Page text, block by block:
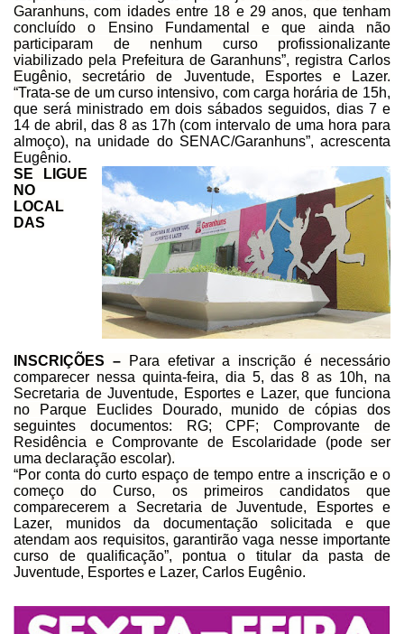
Garanhuns, com idades entre 18 e29 anos, que tenham
concluído o Ensino Fundamental e que ainda não
participaram de nenhum curso profissionalizante
viabilizado pela Prefeitura de Garanhuns”, registra Carlos
Eugênio,secretário de Juventude, Esportes e Lazer.
“Trata-se de um curso intensivo, com carga horária de 15h,
que será ministrado em dois sábados seguidos, dias7 e
14 de abril, das 8 as 17h (com intervalo de uma hora para
almoço), na unidade do SENAC/Garanhuns”, acrescenta
Eugênio.
SE LIGUE
NO
LOCAL
DAS
INSCRIÇÕES –Para efetivar a inscrição é necessário
comparecer nessa quinta-feira, dia 5, das 8 as 10h, na
Secretaria de Juventude, Esportes e Lazer, que funciona
no Parque Euclides Dourado, munido de cópias dos
seguintes documentos: RG; CPF; Comprovante de
Residência e Comprovante de Escolaridade (pode ser
uma declaração escolar).
“Por conta do curto espaço de tempo entre a inscrição e o
começo do Curso, os primeiros candidatos que
comparecerem a Secretaria de Juventude, Esportes e
Lazer, munidos da documentação solicitada e que
atendam aos requisitos, garantirão vaga nesse importante
curso de qualificação”, pontua o titular da pasta de
Juventude, Esportes e Lazer, Carlos Eugênio.